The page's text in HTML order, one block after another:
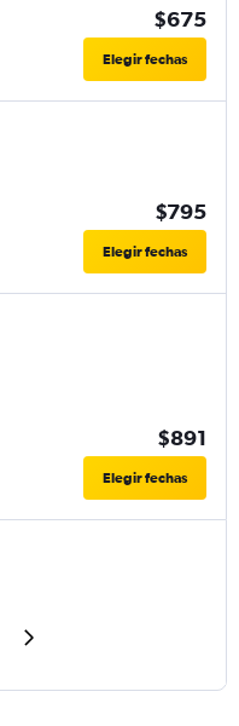
$675
Elegir fechas
$795
Elegir fechas
$891
Elegir fechas